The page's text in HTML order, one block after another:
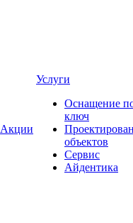
Акции
Услуги
Оснащение
ключ
объектов
Сервис
Айдентика